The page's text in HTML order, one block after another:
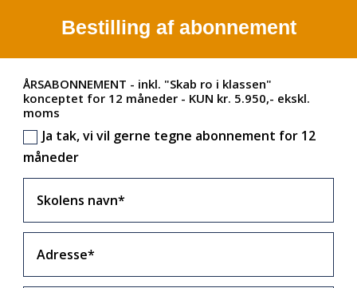
Bestilling af abonnement
ÅRSABONNEMENT - inkl. "Skab ro i klassen"
konceptet for 12 måneder - KUN kr. 5.950,- ekskl.
moms
Ja tak, vi vil gerne tegne abonnement for 12
måneder